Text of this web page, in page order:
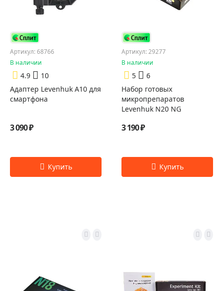
Артикул: 68766
В наличии
4.9
10
Адаптер Levenhuk A10 для
смартфона
3 090 ₽
Артикул: 29277
В наличии
5
6
Набор готовых
микропрепаратов
Levenhuk N20 NG
3 190 ₽